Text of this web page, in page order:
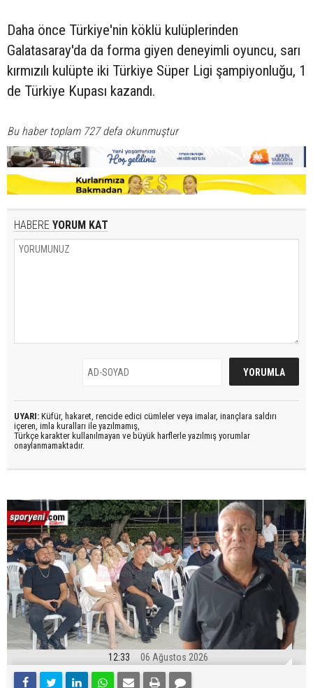
Daha önce Türkiye'nin köklü kulüplerinden
Galatasaray'da da forma giyen deneyimli oyuncu, sarı
kırmızılı kulüpte iki Türkiye Süper Ligi şampiyonluğu, 1
de Türkiye Kupası kazandı.
Bu haber toplam 727 defa okunmuştur
HABERE YORUM KAT
UYARI: Küfür, hakaret, rencide edici cümleler veya imalar, inançlara saldırı
içeren, imla kuralları ile yazılmamış,
Türkçe karakter kullanılmayan ve büyük harflerle yazılmış yorumlar
onaylanmamaktadır.
12:33 06 Ağustos 2026